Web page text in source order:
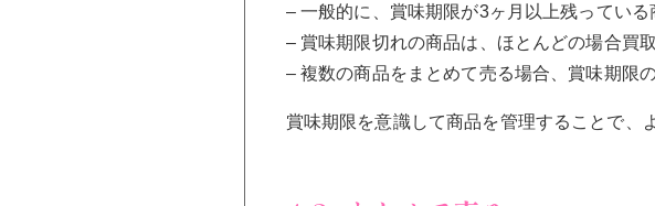
– 一般的に、賞味期限が3ヶ月以上残ってい
– 賞味期限切れの商品は、ほとんどの場合買
– 複数の商品をまとめて売る場合、賞味期限
賞味期限を意識して商品を管理することで、